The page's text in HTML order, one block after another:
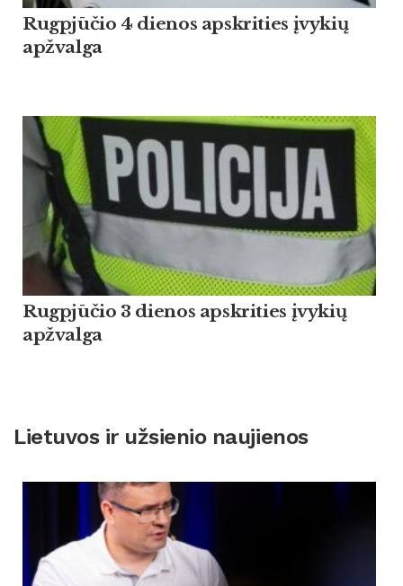
Rugpjūčio 4 dienos apskrities įvykių
apžvalga
Rugpjūčio 3 dienos apskrities įvykių
apžvalga
Lietuvos ir užsienio naujienos